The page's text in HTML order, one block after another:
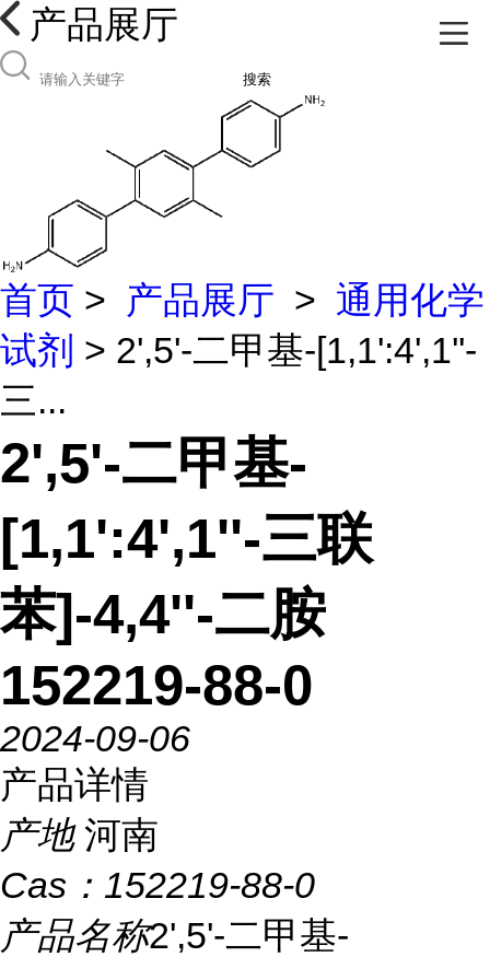
产品展厅
搜索
首页 > 产品展厅 > 通用化学
试剂 > 2',5'-二甲基-[1,1':4',1''-
三...
2',5'-二甲基-
[1,1':4',1''-三联
苯]-4,4''-二胺
152219-88-0
2024-09-06
产品详情
产地 河南
Cas： 152219-88-0
产品名称2',5'-二甲基-